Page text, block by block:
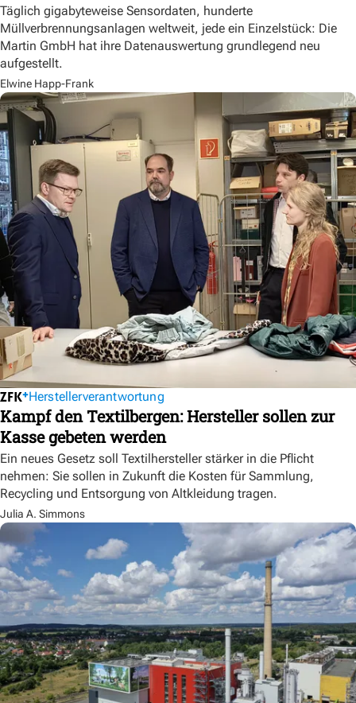
Täglich gigabyteweise Sensordaten, hunderte
Müllverbrennungsanlagen weltweit, jede ein Einzelstück: Die
Martin GmbH hat ihre Datenauswertung grundlegend neu
aufgestellt.
Elwine Happ-Frank
Herstellerverantwortung
Kampf den Textilbergen: Hersteller sollen zur
Kasse gebeten werden
Ein neues Gesetz soll Textilhersteller stärker in die Pflicht
nehmen: Sie sollen in Zukunft die Kosten für Sammlung,
Recycling und Entsorgung von Altkleidung tragen.
Julia A. Simmons